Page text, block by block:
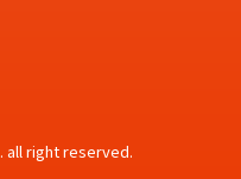
all right reserved.